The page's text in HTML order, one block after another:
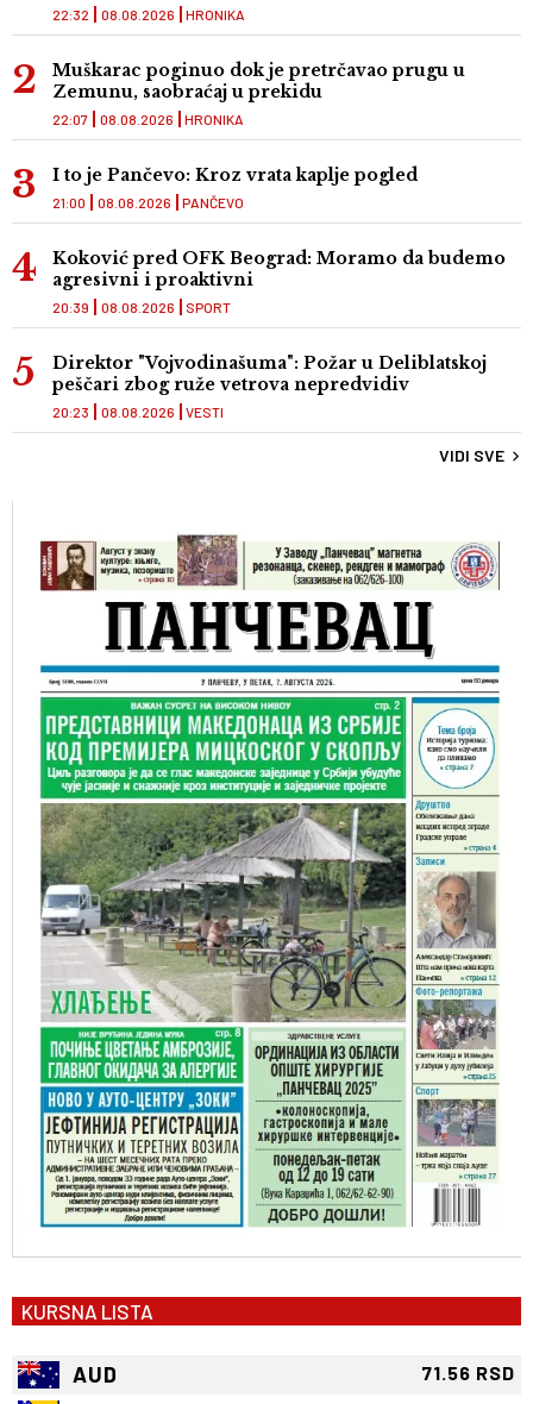
HRONIKA
22:32 08.08.2026
Muškarac poginuo dok je pretrčavao prugu u
Zemunu, saobraćaj u prekidu
HRONIKA
22:07 08.08.2026
I to je Pančevo: Kroz vrata kaplje pogled
PANČEVO
21:00 08.08.2026
Koković pred OFK Beograd: Moramo da budemo
agresivni i proaktivni
SPORT
20:39 08.08.2026
Direktor "Vojvodinašuma": Požar u Deliblatskoj
peščari zbog ruže vetrova nepredvidiv
VESTI
20:23 08.08.2026
VIDI SVE
KURSNA LISTA
AUD 71.56 RSD